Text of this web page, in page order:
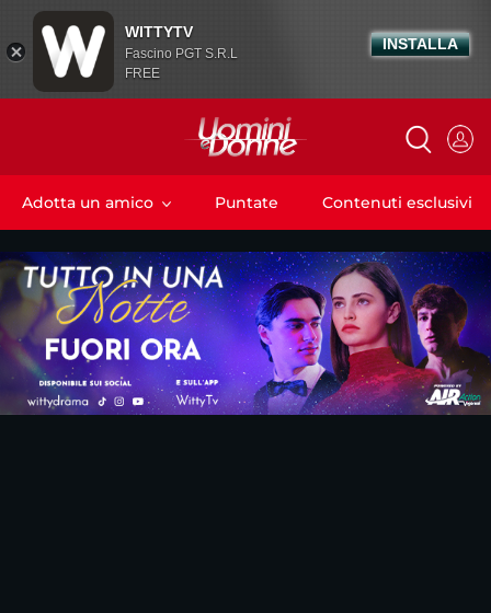
Adotta un amico Puntate Contenuti esclusivi
WITTYTV
Fascino PGT S.R.L
FREE
INSTALLA